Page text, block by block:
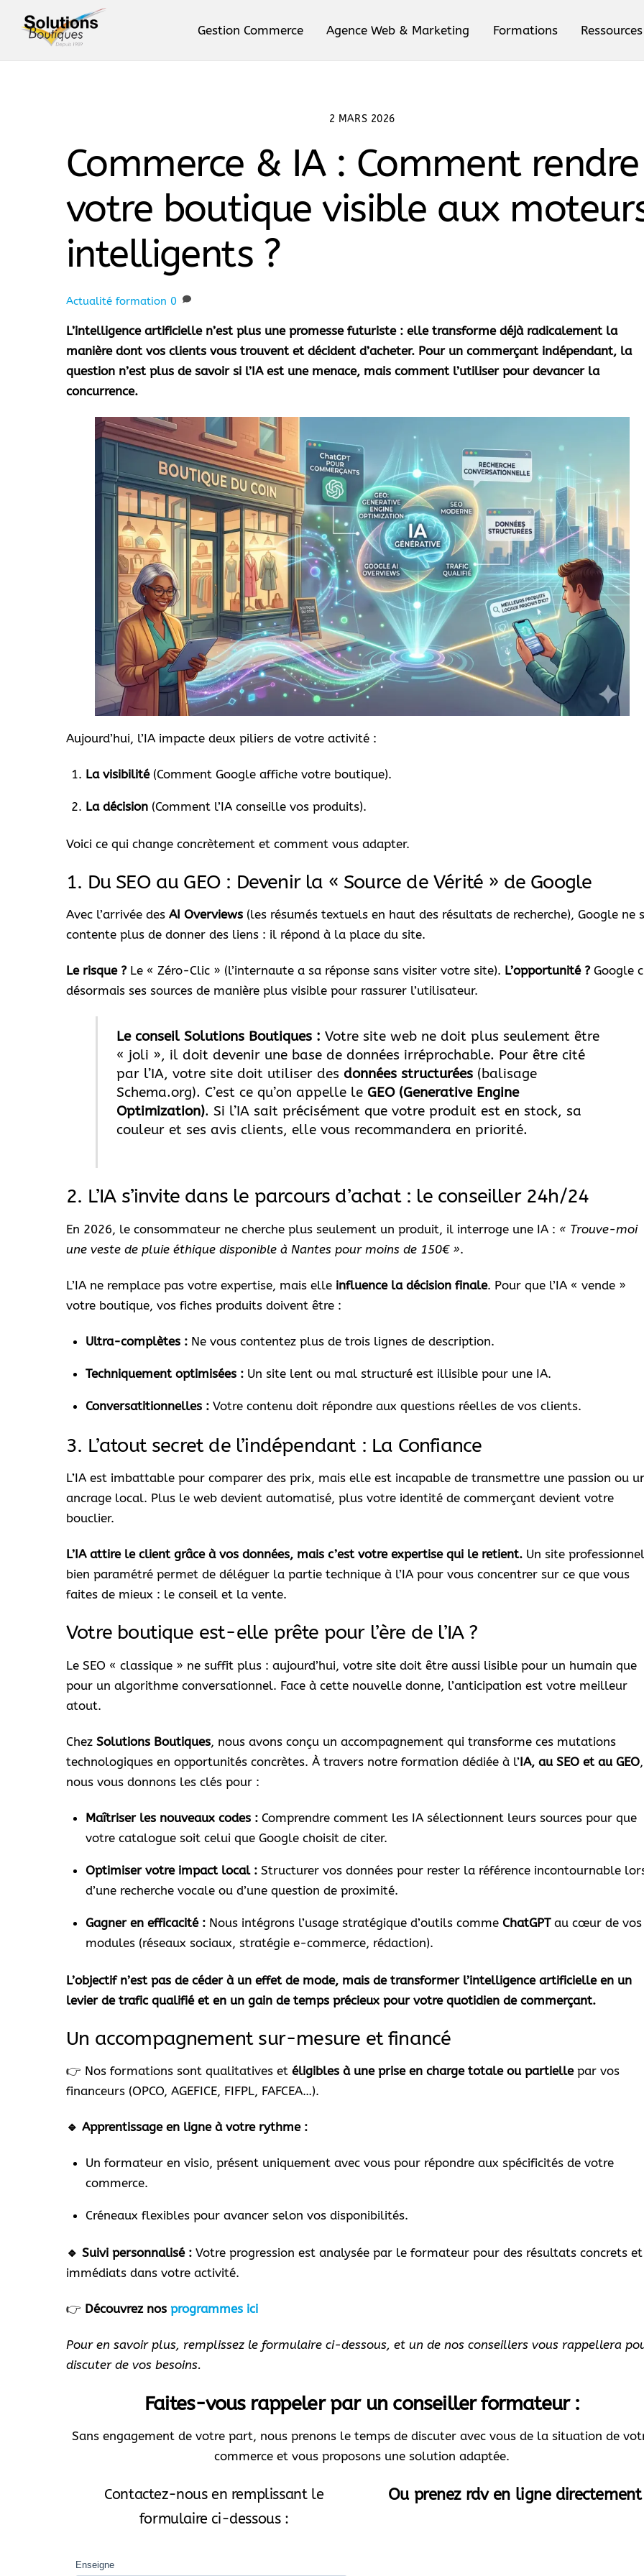
Gestion Commerce Agence Web & Marketing Formations Ressources
2 MARS 2026
Commerce & IA : Comment rendre
votre boutique visible aux
intelligents ?
Actualité formation 0
L’intelligence artificielle n’est plus une promesse futuriste : elle transforme déjà radicalement la
manière dont vos clients vous trouvent et décident d’acheter. Pour un commerçant indépendant, la
question n’est plus de savoir si l’IA est une menace, mais comment l’utiliser pour devancer la
concurrence.
Aujourd’hui, l’IA impacte deux piliers de votre activité :
La visibilité(Comment Google affiche votre boutique).
La décision (Comment l’IA conseille vos produits).
Voici ce qui change concrètement et comment vous adapter.
1. Du SEO au GEO : Devenir la « Source de Vérité » de Google
Avec l’arrivée des AI Overviews (les résumés textuels en haut des résultats de recherche), Google ne
contente plus de donner des liens : il répond à la place du site.
Le risque ?Le « Zéro-Clic » (l’internaute a sa réponse sans visiter votre site). L’opportunité ?Google
désormais ses sources de manière plus visible pour rassurer l’utilisateur.
Le conseil Solutions Boutiques : Votre site web ne doit plus seulement être
« joli », il doit devenir une base de données irréprochable. Pour être cité
par l’IA, votre site doit utiliser desdonnées structurées (balisage
Schema.org). C’est ce qu’on appelle le GEO (Generative Engine
Optimization). Si l’IA sait précisément que votre produit est en stock, sa
couleur et ses avis clients, elle vous recommandera en priorité.
2. L’IA s’invite dans le parcours d’achat : le conseiller 24h/24
En 2026, le consommateur ne cherche plus seulement un produit, il interroge une IA : « Trouve-moi
une veste de pluie éthique disponible à Nantes pour moins de 150€ ».
L’IA ne remplace pas votre expertise, mais elle influence la décision finale. Pour que l’IA « vende »
votre boutique, vos fiches produits doivent être :
Ultra-complètes : Ne vous contentez plus de trois lignes de description.
Techniquement optimisées : Un site lent ou mal structuré est illisible pour une IA.
Conversatitionnelles : Votre contenu doit répondre aux questions réelles de vos clients.
3. L’atout secret de l’indépendant : La Confiance
L’IA est imbattable pour comparer des prix, mais elle est incapable de transmettre une passion ou
ancrage local. Plus le web devient automatisé, plus votre identité de commerçant devient votre
bouclier.
L’IA attire le client grâce à vos données, mais c’est votre expertise qui le retient. Un site professionnel
bien paramétré permet de déléguer la partie technique à l’IA pour vous concentrer sur ce que vous
faites de mieux : le conseil et la vente.
Votre boutique est-elle prête pour l’ère de l’IA ?
Le SEO « classique » ne suffit plus : aujourd’hui, votre site doit être aussi lisible pour un humain que
pour un algorithme conversationnel. Face à cette nouvelle donne, l’anticipation est votre meilleur
atout.
Chez Solutions Boutiques, nous avons conçu un accompagnement qui transforme ces mutations
technologiques en opportunités concrètes. À travers notre formation dédiée à l’IA, au SEO et au GEO,
nous vous donnons les clés pour :
Maîtriser les nouveaux codes : Comprendre comment les IA sélectionnent leurs sources pour que
votre catalogue soit celui que Google choisit de citer.
Optimiser votre impact local : Structurer vos données pour rester la référence incontournable
d’une recherche vocale ou d’une question de proximité.
Gagner en efficacité : Nous intégrons l’usage stratégique d’outils commeChatGPTau cœur de vos
modules (réseaux sociaux, stratégie e-commerce, rédaction).
L’objectif n’est pas de céder à un effet de mode, mais de transformer l’intelligence artificielle en un
levier de trafic qualifié et en un gain de temps précieux pour votre quotidien de commerçant.
Un accompagnement sur-mesure et financé
👉 Nos formations sont qualitatives et éligibles à une prise en charge totale ou partiellepar vos
financeurs (OPCO, AGEFICE, FIFPL, FAFCEA…).
🔹 Apprentissage en ligne à votre rythme :
Un formateur en visio, présent uniquement avec vous pour répondre aux spécificités de votre
commerce.
Créneaux flexibles pour avancer selon vos disponibilités.
🔹 Suivi personnalisé : Votre progression est analysée par le formateur pour des résultats concrets et
immédiats dans votre activité.
👉 Découvrez nos programmes ici
Pour en savoir plus, remplissez le formulaire ci-dessous, et un de nos conseillers vous rappellera
discuter de vos besoins.
Faites-vous rappeler par un conseiller formateur :
Sans engagement de votre part, nous prenons le temps de discuter avec vous de la situation de
commerce et vous proposons une solution adaptée.
Contactez-nous en remplissant le
formulaire ci-dessous :
Ou prenez rdv en ligne